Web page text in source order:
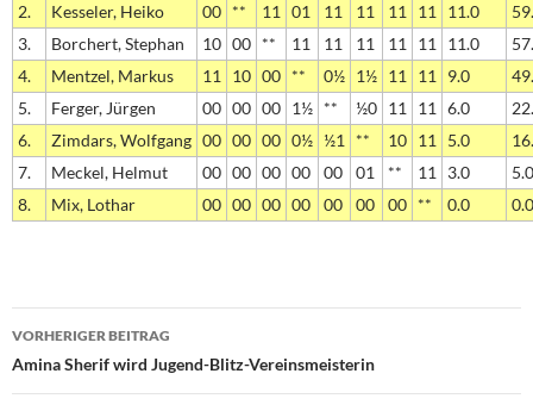
2.
Kesseler, Heiko 00 ** 11 01 11 11 11 11 11.0
3.
Borchert, Stephan 10 00 ** 11 11 11 11 11 11.0
4.
Mentzel, Markus 11 10 00 ** 0½ 1½ 11 11 9.0
5.
Ferger, Jürgen 00 00 00 1½ ** ½0 11 11 6.0
6.
Zimdars, Wolfgang 00 00 00 0½ ½1 ** 10 11 5.0
7.
Meckel, Helmut 00 00 00 00 00 01 ** 11 3.0
8.
Mix, Lothar 00 00 00 00 00 00 00 ** 0.0
Beitragsnavigation
VORHERIGER BEITRAG
Amina Sherif wird Jugend-Blitz-Vereinsmeisterin